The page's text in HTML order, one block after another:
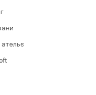
ательє